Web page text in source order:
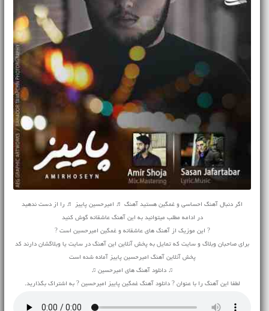
اگر دنبال آهنگ احساسی و غمگین هستید آهنگ ♬ امیرحسین پاییز ♬ را از دست ندهید
در ادامه مطلب میتوانید به این آهنگ عاشقانه گوش کنید
? این موزیک از آهنگ های عاشقانه و غمگین امیرحسین است ?
برای صاحبان وبلاگ و سایت که تمایل به پخش آنلاین این آهنگ در سایت یا وبلاگشان دارند کد
پخش آنلاین آهنگ امیرحسین پاییز آماده شده است
♫ دانلود آهنگ های امیرحسین ♫
لطفا این آهنگ را با عنوان ? دانلود آهنگ غمگین پاییز امیرحسین ? به اشتراک بگذارید.